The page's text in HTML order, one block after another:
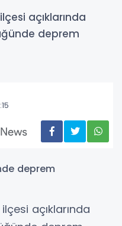
açıklarında
deprem
açıklarında